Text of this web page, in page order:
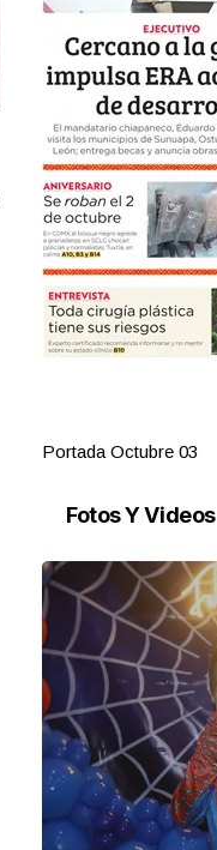
Portada Octubre 03
Fotos Y Videos